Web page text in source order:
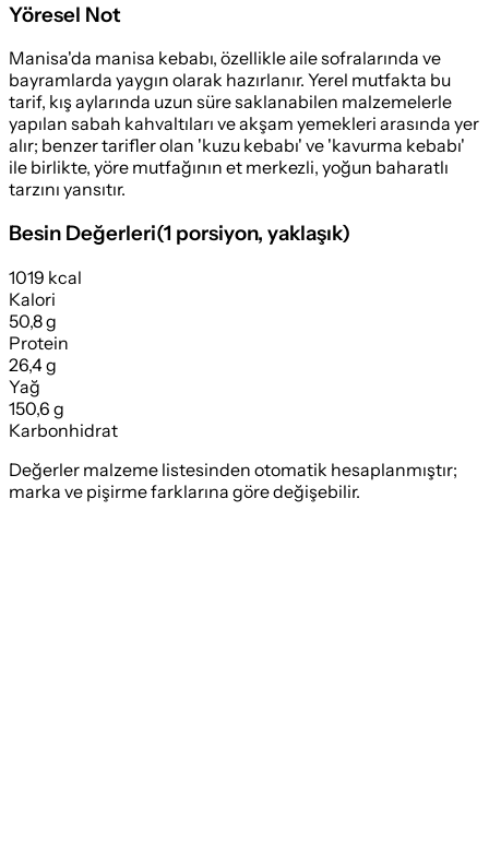
Yöresel Not
Manisa'da manisa kebabı, özellikle aile sofralarında ve
bayramlarda yaygın olarak hazırlanır. Yerel mutfakta bu
tarif, kış aylarında uzun süre saklanabilen malzemelerle
yapılan sabah kahvaltıları ve akşam yemekleri arasında yer
alır; benzer tarifler olan 'kuzu kebabı' ve 'kavurma kebabı'
ile birlikte, yöre mutfağının et merkezli, yoğun baharatlı
tarzını yansıtır.
Besin Değerleri(1 porsiyon, yaklaşık)
1019 kcal
Kalori
50,8 g
Protein
26,4 g
Yağ
150,6 g
Karbonhidrat
Değerler malzeme listesinden otomatik hesaplanmıştır;
marka ve pişirme farklarına göre değişebilir.